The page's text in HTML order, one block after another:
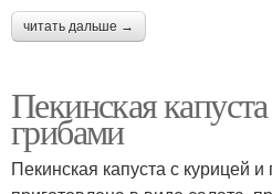
читать дальше →
Пекинская
грибами
Пекинская капуста с курицей